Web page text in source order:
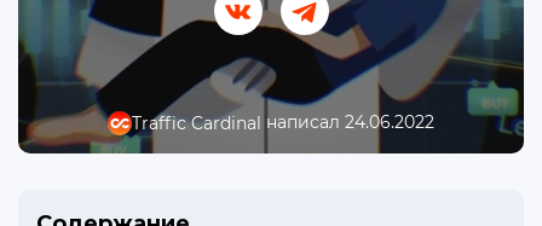
Traffic Cardinal написал 24.06.2022